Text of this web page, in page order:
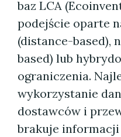
baz LCA
podejście oparte
(distance-based),
based) lub
ograniczenia.
wykorzystanie
dostawców i
brakuje